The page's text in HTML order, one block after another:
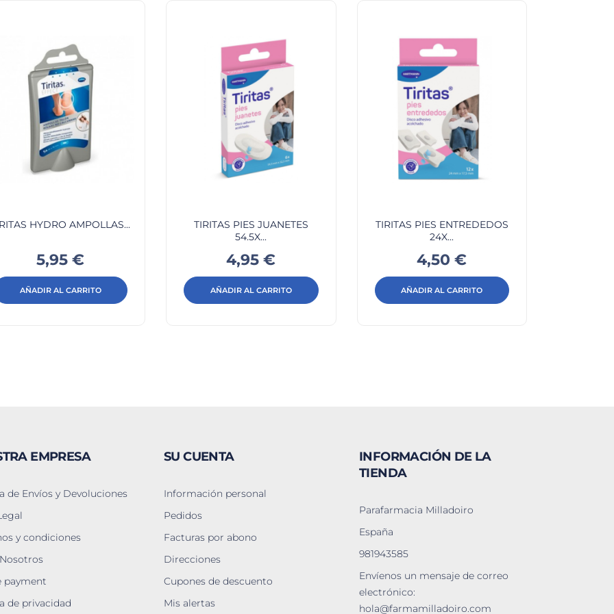
HYDRO AMPOLLAS...
Precio
5,95 €
AÑADIR AL CARRITO
TIRITAS PIES JUANETES
54.5X...
Precio
4,95 €
AÑADIR AL CARRITO
TIRITAS PIES ENTREDEDOS
24X...
Precio
4,50 €
AÑADIR AL CARRITO
EMPRESA
de Envíos y Devoluciones
y condiciones
payment
de privacidad
SU CUENTA
Información personal
Pedidos
Facturas por abono
Direcciones
Cupones de descuento
Mis alertas
INFORMACIÓN DE LA
TIENDA
Parafarmacia Milladoiro
España
981943585
Envíenos un mensaje de correo
electrónico:
hola@farmamilladoiro.com